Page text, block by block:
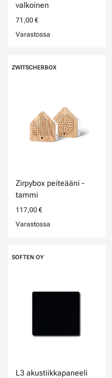
valkoinen
71,00 €
Varastossa
ZWITSCHERBOX
Zirpybox peiteääni -
tammi
117,00 €
Varastossa
SOFTEN OY
L3 akustiikkapaneeli